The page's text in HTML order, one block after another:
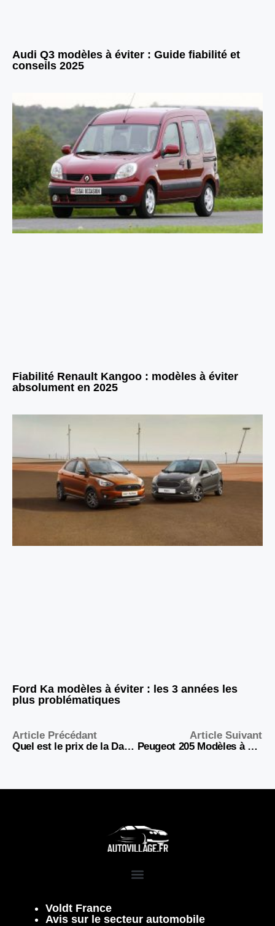
Audi Q3 modèles à éviter : Guide fiabilité et
conseils 2025
Fiabilité Renault Kangoo : modèles à éviter
absolument en 2025
Ford Ka modèles à éviter : les 3 années les
plus problématiques
Article Précédant
Quel est le prix de la Dacia Sandero ?
Article Suivant
Peugeot 205 Modèles à Éviter : Guide 2026 pour ne pas se ruiner
Voldt France
Avis sur le secteur automobile